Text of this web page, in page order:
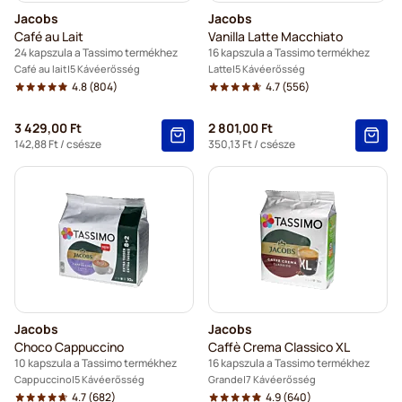
Jacobs
Café au Lait
24 kapszula a Tassimo termékhez
Café au lait 5 Kávéerősség
4.8(804)
3 429,00 Ft
142,88 Ft/ csésze
Jacobs
Vanilla Latte Macchiato
16 kapszula a Tassimo termékhez
Latte 5 Kávéerősség
4.7(556)
2 801,00 Ft
350,13 Ft/ csésze
Jacobs
Choco Cappuccino
10 kapszula a Tassimo termékhez
Cappuccino 5 Kávéerősség
4.7(682)
Jacobs
Caffè Crema Classico XL
16 kapszula a Tassimo termékhez
Grande 7 Kávéerősség
4.9(640)